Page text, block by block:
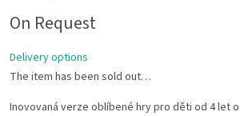
price:
On Request
Delivery options
The item has been sold out…
Inovovaná verze oblíbené hry pro děti od 4 let